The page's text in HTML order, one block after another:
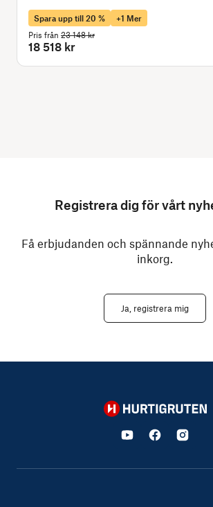
Spara upp till 20 %
+1 Mer
Pris från 23 148 kr
18 518 kr
Registrera dig för vårt
Få erbjudanden och spännande
inkorg.
Ja, registrera mig
Hurtigruten